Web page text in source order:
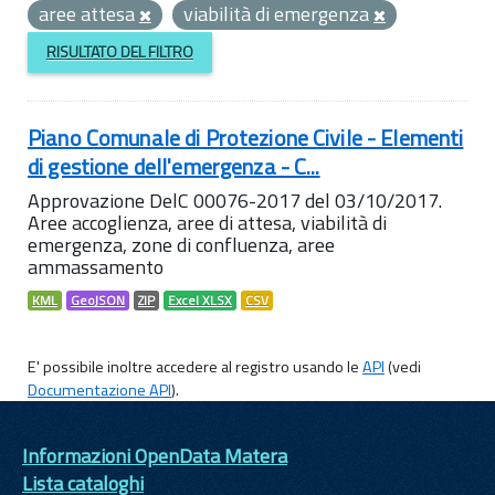
aree attesa
viabilità di emergenza
RISULTATO DEL FILTRO
Piano Comunale di Protezione Civile - Elementi
di gestione dell'emergenza - C...
Approvazione DelC 00076-2017 del 03/10/2017.
Aree accoglienza, aree di attesa, viabilità di
emergenza, zone di confluenza, aree
ammassamento
KML GeoJSON ZIP Excel XLSX CSV
E' possibile inoltre accedere al registro usando leAPI(vedi
Documentazione API).
Informazioni OpenData Matera
Lista cataloghi